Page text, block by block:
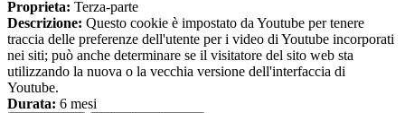
Proprieta: Terza-parte
Descrizione: Questo cookie è impostato da Youtube per tenere
traccia delle preferenze dell'utente per i video di Youtube incorporati
nei siti; può anche determinare se il visitatore del sito web sta
utilizzando la nuova o la vecchia versione dell'interfaccia di
Youtube.
Durata: 6 mesi